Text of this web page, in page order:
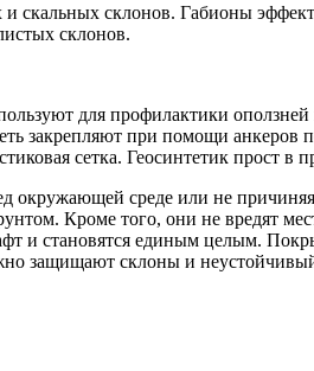
скальных склонов. Габионы
склонов.
для профилактики
закрепляют при помощи анкеров
сетка. Геосинтетик прост в
среде или не причиняя
Кроме того, они не вредят
и становятся единым целым.
защищают склоны и